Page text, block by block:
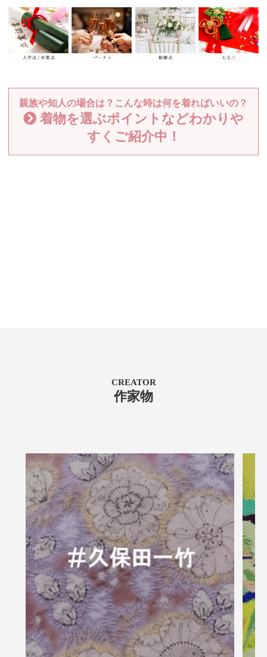
親族や知人の場合は？こんな時は何を着ればいいの？
着物を選ぶポイントなどわかりや
すくご紹介中！
CREATOR
作家物